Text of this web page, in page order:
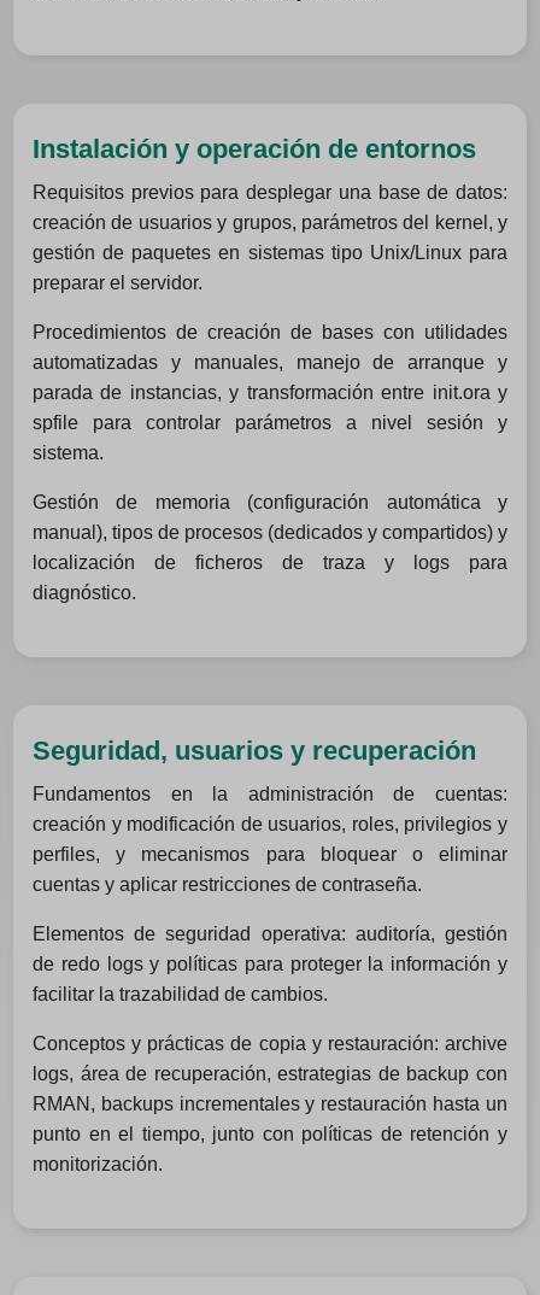
Instalación y operación de entornos
Requisitos previos para desplegar una base de datos:
creación de usuarios y grupos, parámetros del kernel, y
gestión de paquetes en sistemas tipo Unix/Linux para
preparar el servidor.
Procedimientos de creación de bases con utilidades
automatizadas y manuales, manejo de arranque y
parada de instancias, y transformación entre init.ora y
spfile para controlar parámetros a nivel sesión y
sistema.
Gestión de memoria (configuración automática y
manual), tipos de procesos (dedicados y compartidos) y
localización de ficheros de traza y logs para
diagnóstico.
Seguridad, usuarios y recuperación
Fundamentos en la administración de cuentas:
creación y modificación de usuarios, roles, privilegios y
perfiles, y mecanismos para bloquear o eliminar
cuentas y aplicar restricciones de contraseña.
Elementos de seguridad operativa: auditoría, gestión
de redo logs y políticas para proteger la información y
facilitar la trazabilidad de cambios.
Conceptos y prácticas de copia y restauración: archive
logs, área de recuperación, estrategias de backup con
RMAN, backups incrementales y restauración hasta un
punto en el tiempo, junto con políticas de retención y
monitorización.